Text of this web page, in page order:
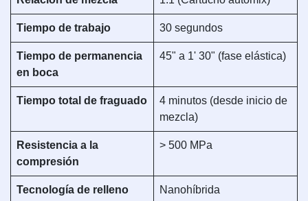
Tiempo de trabajo 30 segundos
Tiempo de permanencia
en boca
45" a 1' 30" (fase elástica)
Tiempo total de fraguado
4 minutos (desde inicio de
mezcla)
Resistencia a la
compresión
> 500 MPa
Tecnología de relleno Nanohíbrida